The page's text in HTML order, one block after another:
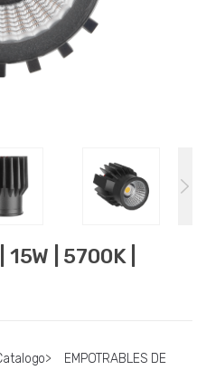
| 5700K |
>
EMPOTRABLES DE